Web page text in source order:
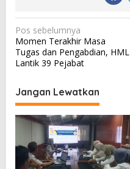
N
a
v
g
a
i
Pos sebelumnya
Momen Terakhir Masa
Tugas dan Pengabdian, HML
Lantik 39 Pejabat
Jangan Lewatkan